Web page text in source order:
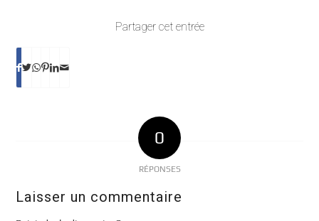
Partager cet entrée
0
RÉPONSES
Laisser un commentaire